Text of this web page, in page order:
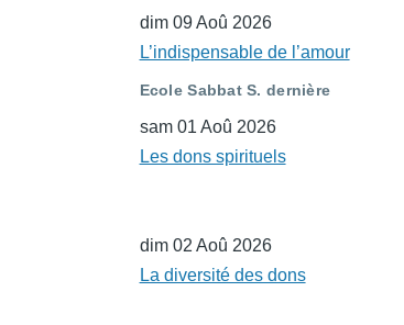
dim 09 Aoû 2026
L’indispensable de l’amour
Ecole Sabbat S. dernière
sam 01 Aoû 2026
Les dons spirituels
dim 02 Aoû 2026
La diversité des dons